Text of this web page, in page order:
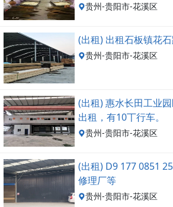
贵州-贵阳市-花溪区
(出租) 出租石板镇花
贵州-贵阳市-花溪区
(出租) 惠水长田工业
出租，有10丅行车。
贵州-贵阳市-花溪区
(出租) D9 177 0851
修理厂等
贵州-贵阳市-花溪区